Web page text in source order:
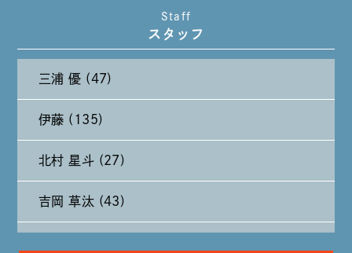
2024年9月 (11)
2024年8月 (11)
2024年7月 (11)
2024年6月 (12)
Staff
スタッフ
三浦 優 (47)
伊藤 (135)
北村 星斗 (27)
吉岡 草汰 (43)